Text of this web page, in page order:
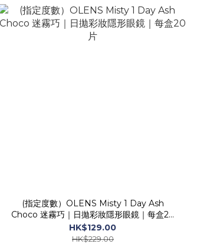
(指定度數）OLENS Misty 1 Day Ash
Choco 迷霧巧｜日拋彩妝隱形眼鏡｜每盒20
片
HK$129.00
HK$229.00